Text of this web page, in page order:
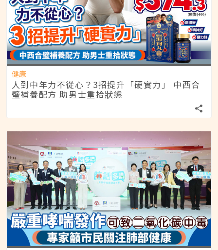
健康
人到中年力不從心？3招提升「硬實力」 中西合
璧補養配方 助男士重拾狀態